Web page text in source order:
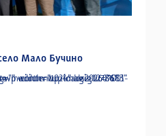
Мало Бучино
contentuploads202607001-IMG_1451-1024x683.jpg" alt="" width="1024" height="683"